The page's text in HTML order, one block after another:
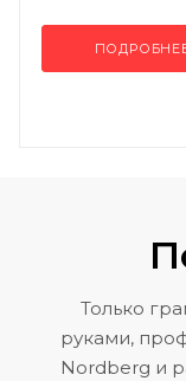
Только
руками,
Nordberg и